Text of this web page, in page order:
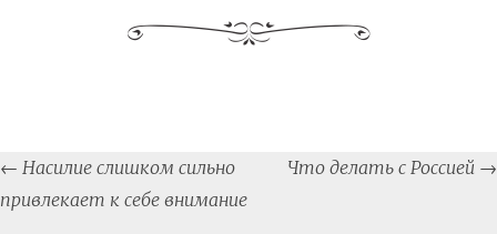
Post
navigation
← Насилие слишком сильно
привлекает к себе внимание
Что делать с Россией →